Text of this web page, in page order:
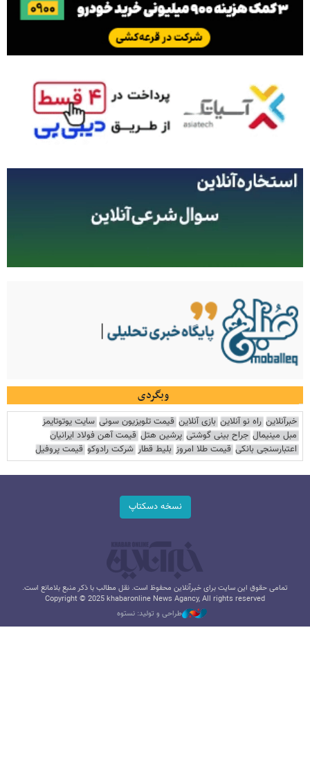
وبگردی
خبرآنلاین راه نو آنلاین بازی آنلاین قیمت تلویزیون سونی سایت یوتوتایمز
مبل مینیمال جراح بینی گوشتی پرشین هتل قیمت آهن فولاد ایرانیان
اعتبارسنجی بانکی قیمت طلا امروز بلیط قطار شرکت رادوکو قیمت پروفیل
نسخه دسکتاپ
تمامی حقوق این سایت برای خبرآنلاین محفوظ است. نقل مطالب با ذکر منبع بلامانع است.
Copyright © 2025 khabaronline News Agancy, All rights reserved
طراحی و تولید: نستوه